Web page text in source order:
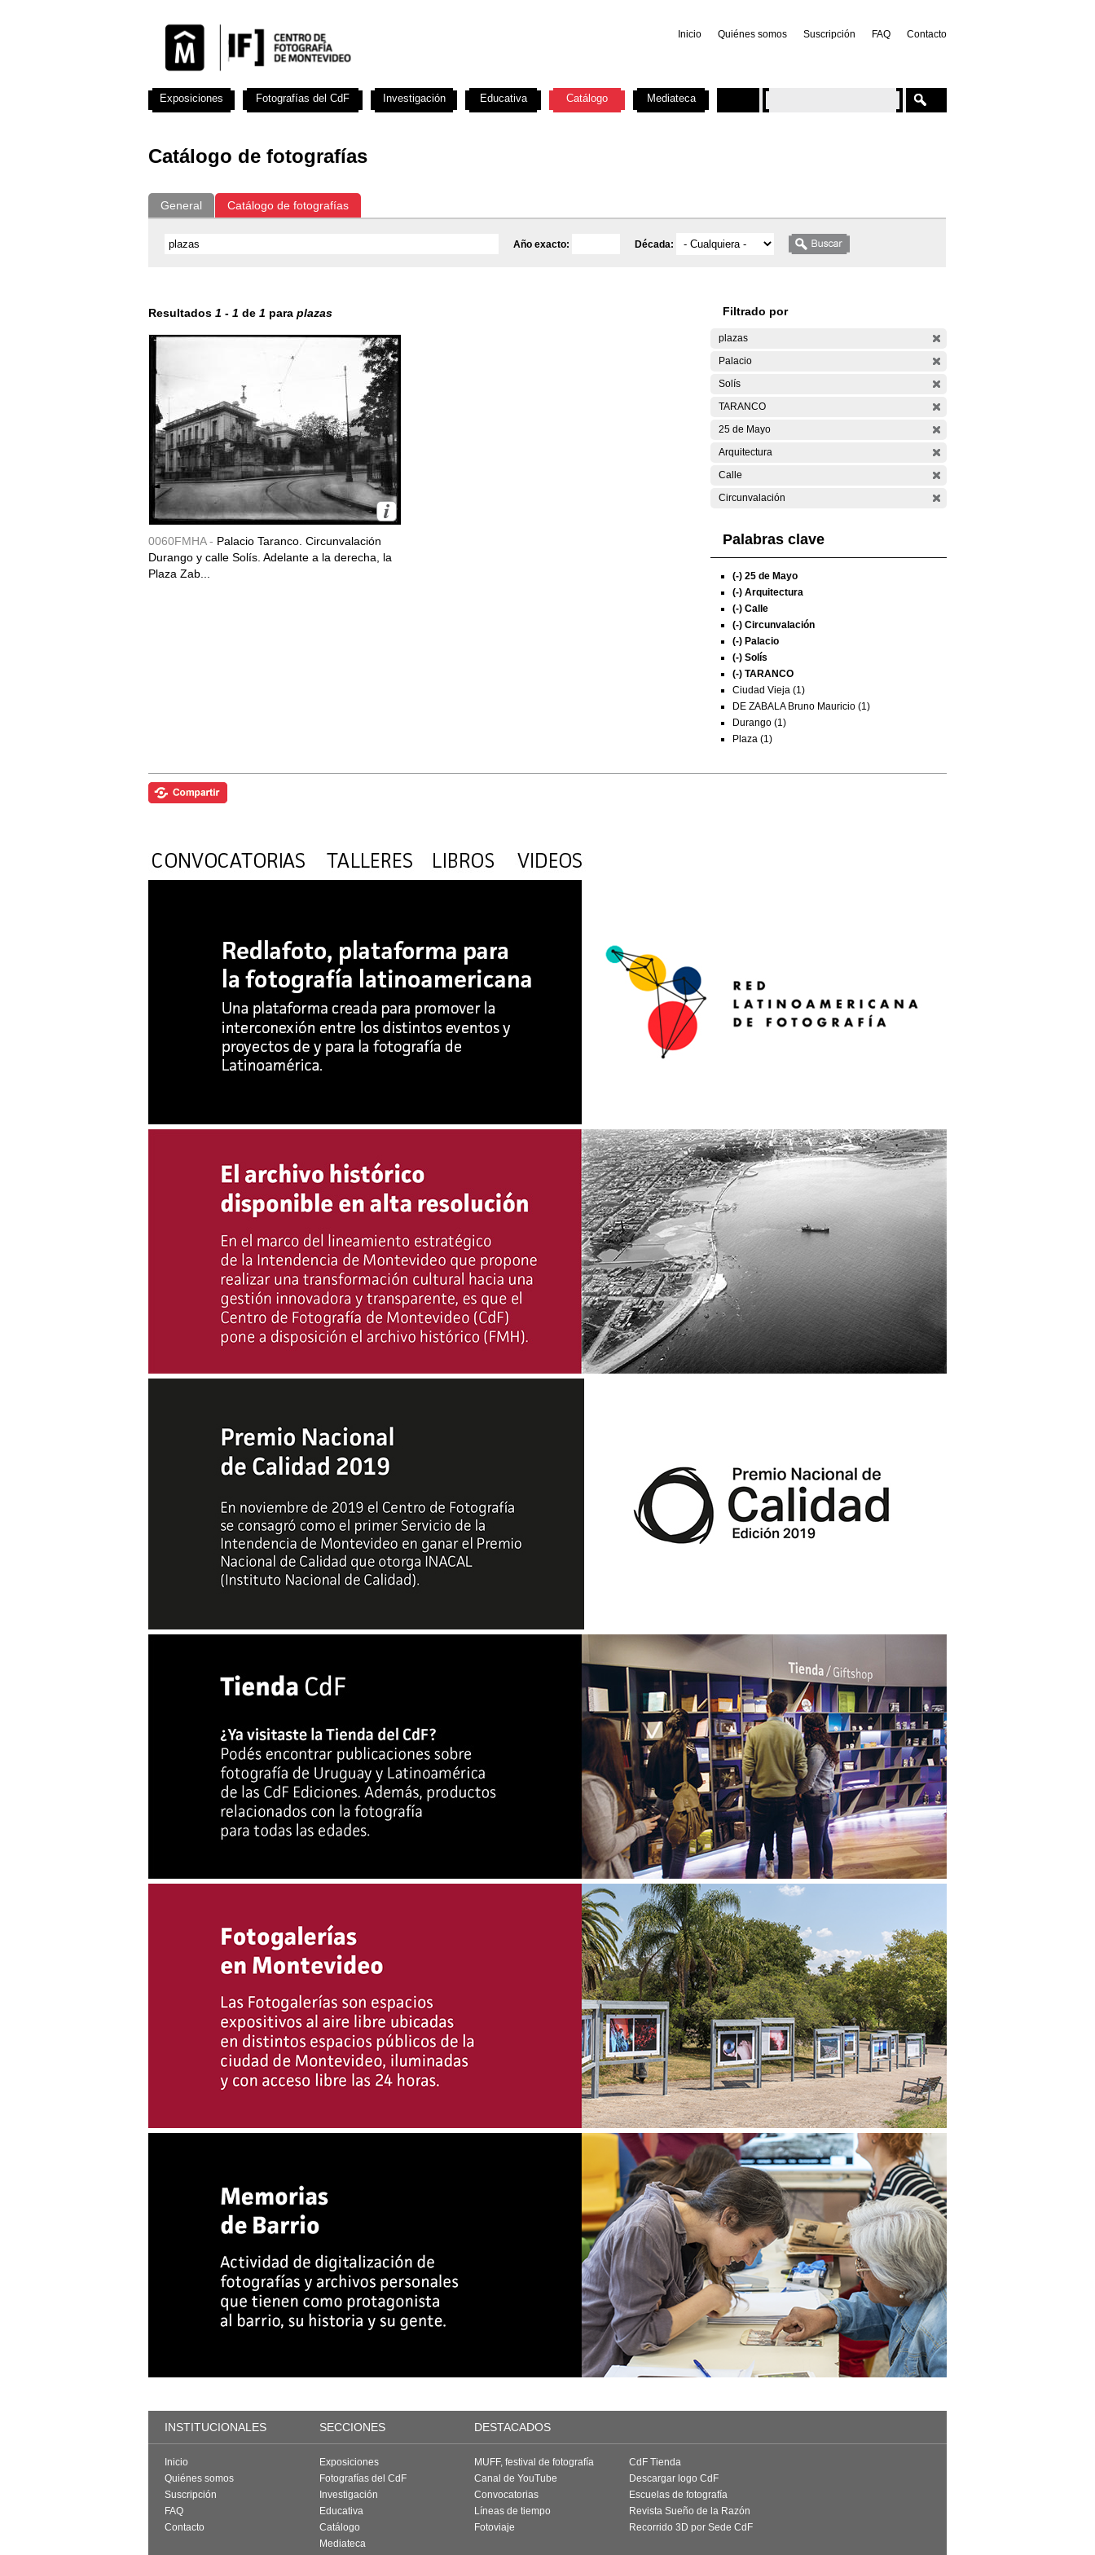
Inicio Quiénes somos Suscripción FAQ Contacto
Catálogo de fotografías
General Catálogo de fotografías
Año exacto: Década:
Resultados 1 - 1 de 1 para plazas
0060FMHA - Palacio Taranco. Circunvalación
Durango y calle Solís. Adelante a la derecha, la
Plaza Zab...
Filtrado por
plazas
Palacio
Solís
TARANCO
25 de Mayo
Arquitectura
Calle
Circunvalación
Palabras clave
(-) 25 de Mayo
(-) Arquitectura
(-) Calle
(-) Circunvalación
(-) Palacio
(-) Solís
(-) TARANCO
Ciudad Vieja (1)
DE ZABALA Bruno Mauricio (1)
Durango (1)
Plaza (1)
Exposiciones Fotografías del CdF Investigación Educativa Catálogo Mediateca
INSTITUCIONALES SECCIONES DESTACADOS
Inicio
Quiénes somos
Suscripción
FAQ
Contacto
Exposiciones
Fotografías del CdF
Investigación
Educativa
Catálogo
Mediateca
MUFF, festival de fotografía
Canal de YouTube
Convocatorias
Líneas de tiempo
Fotoviaje
CdF Tienda
Descargar logo CdF
Escuelas de fotografía
Revista Sueño de la Razón
Recorrido 3D por Sede CdF